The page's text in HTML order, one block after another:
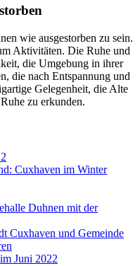
wie ausgestorben zu sein.
Aktivitäten. Die Ruhe und
die Umgebung in ihrer
die nach Entspannung und
Gelegenheit, die Alte
zu erkunden.
Cuxhaven im Winter
Duhnen mit der
Cuxhaven und Gemeinde
Juni 2022